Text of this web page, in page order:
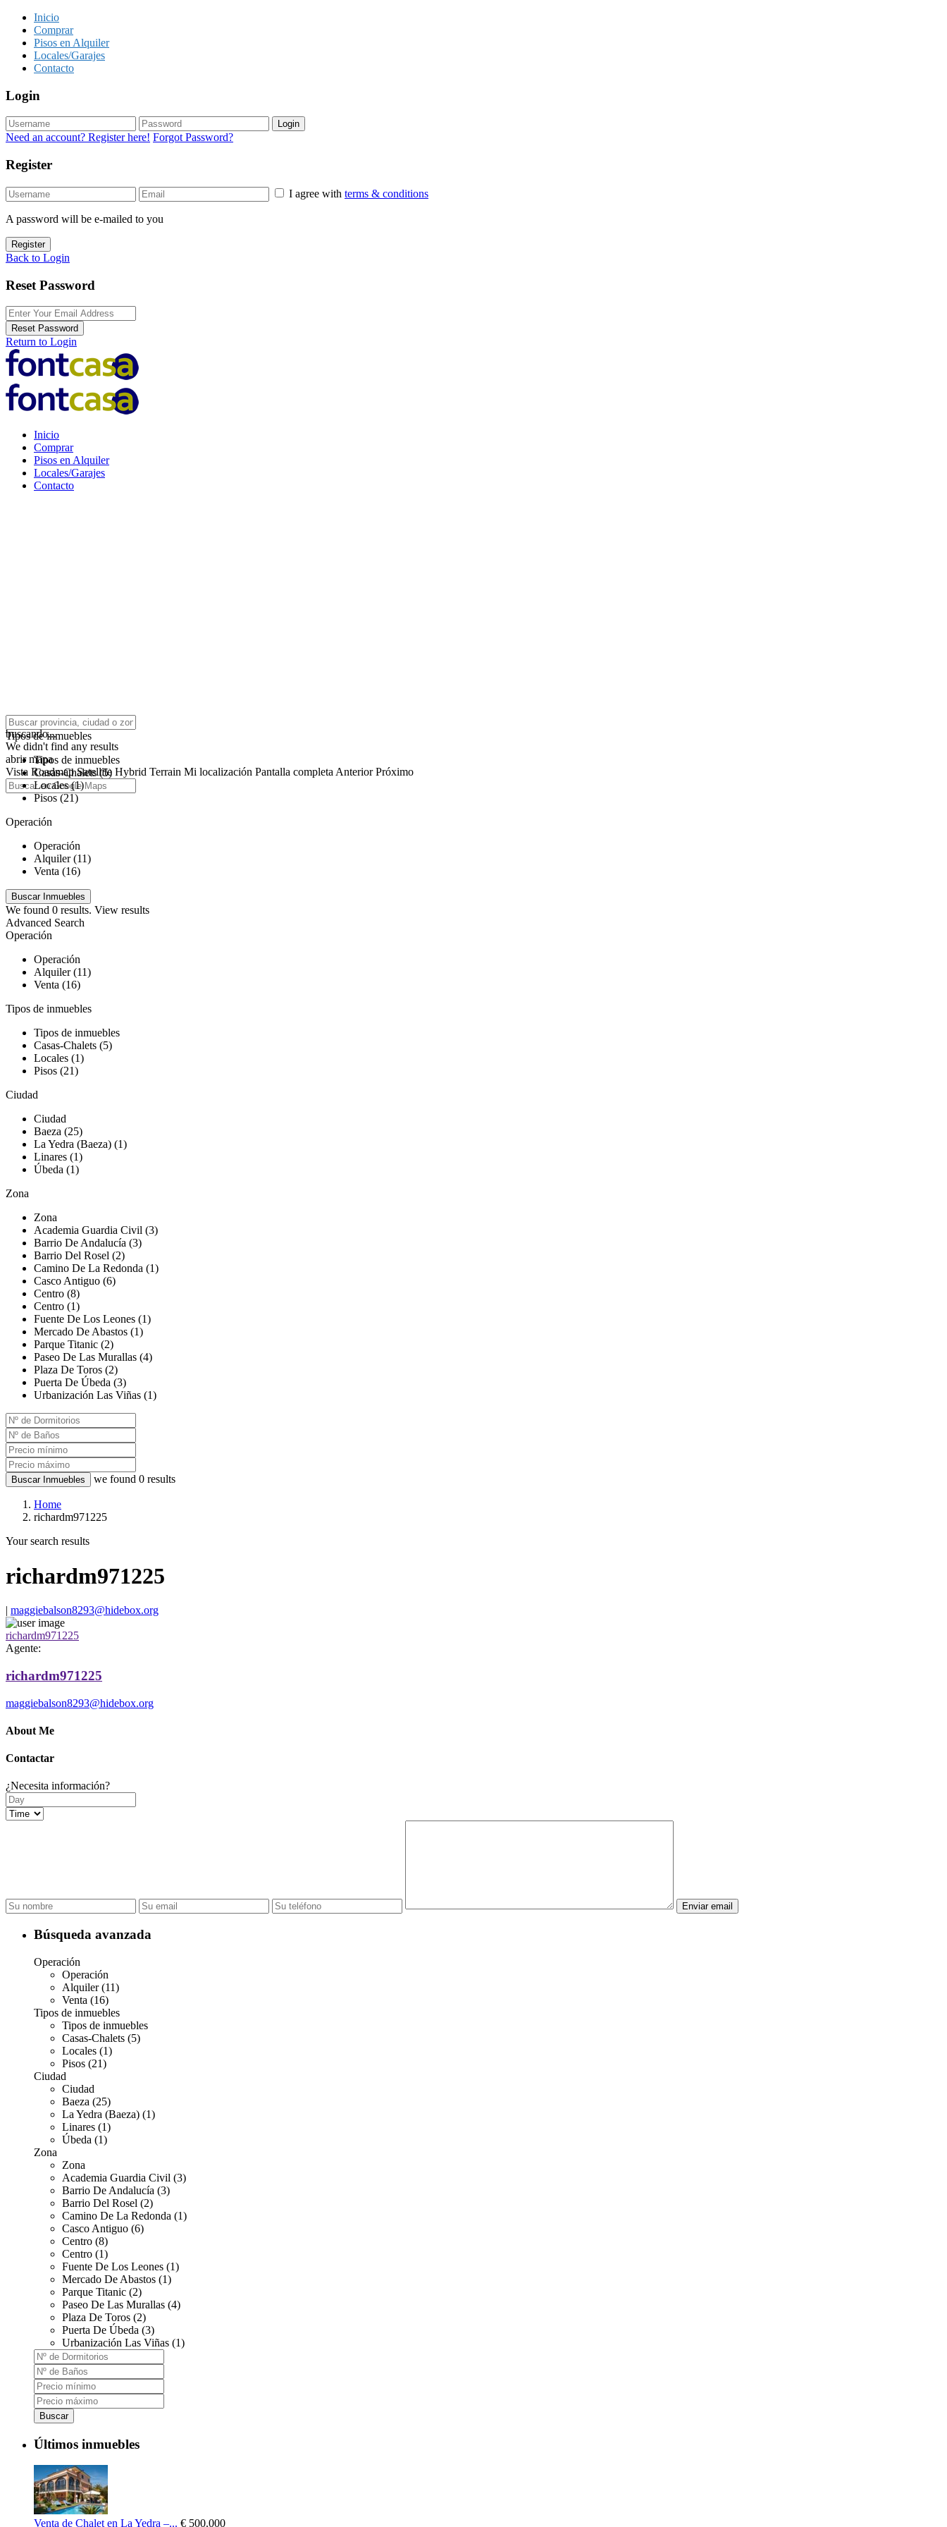
Inicio
Comprar
Pisos en Alquiler
Locales/Garajes
Contacto
Login
Login
Need an account? Register here! Forgot Password?
Register
I agree with terms & conditions
A password will be e-mailed to you
Register
Back to Login
Reset Password
Reset Password
Return to Login
Inicio
Comprar
Pisos en Alquiler
Locales/Garajes
Contacto
click to enable zoom
buscando...
We didn't find any results
abrir mapa
Vista Roadmap Satellite Hybrid Terrain Mi localización Pantalla completa Anterior Próximo
Tipos de inmuebles
Tipos de inmuebles
Casas-Chalets (5)
Locales (1)
Pisos (21)
Operación
Operación
Alquiler (11)
Venta (16)
We found 0 results. View results
Advanced Search
Operación
Operación
Alquiler (11)
Venta (16)
Tipos de inmuebles
Tipos de inmuebles
Casas-Chalets (5)
Locales (1)
Pisos (21)
Ciudad
Ciudad
Baeza (25)
La Yedra (Baeza) (1)
Linares (1)
Úbeda (1)
Zona
Zona
Academia Guardia Civil (3)
Barrio De Andalucía (3)
Barrio Del Rosel (2)
Camino De La Redonda (1)
Casco Antiguo (6)
Centro (8)
Centro (1)
Fuente De Los Leones (1)
Mercado De Abastos (1)
Parque Titanic (2)
Paseo De Las Murallas (4)
Plaza De Toros (2)
Puerta De Úbeda (3)
Urbanización Las Viñas (1)
Buscar Inmuebles we found 0 results
Home
richardm971225
Your search results
richardm971225
| maggiebalson8293@hidebox.org
richardm971225
Agente:
richardm971225
maggiebalson8293@hidebox.org
About Me
Contactar
¿Necesita información?
Búsqueda avanzada
Operación
Operación
Alquiler (11)
Venta (16)
Tipos de inmuebles
Tipos de inmuebles
Casas-Chalets (5)
Locales (1)
Pisos (21)
Ciudad
Ciudad
Baeza (25)
La Yedra (Baeza) (1)
Linares (1)
Úbeda (1)
Zona
Zona
Academia Guardia Civil (3)
Barrio De Andalucía (3)
Barrio Del Rosel (2)
Camino De La Redonda (1)
Casco Antiguo (6)
Centro (8)
Centro (1)
Fuente De Los Leones (1)
Mercado De Abastos (1)
Parque Titanic (2)
Paseo De Las Murallas (4)
Plaza De Toros (2)
Puerta De Úbeda (3)
Urbanización Las Viñas (1)
Buscar
Últimos inmuebles
Venta de Chalet en La Yedra –... € 500.000